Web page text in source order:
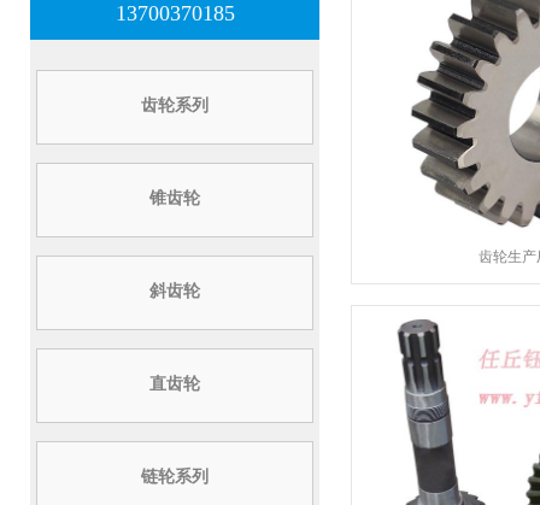
13700370185
齿轮系列
锥齿轮
斜齿轮
直齿轮
链轮系列
齿轮生产